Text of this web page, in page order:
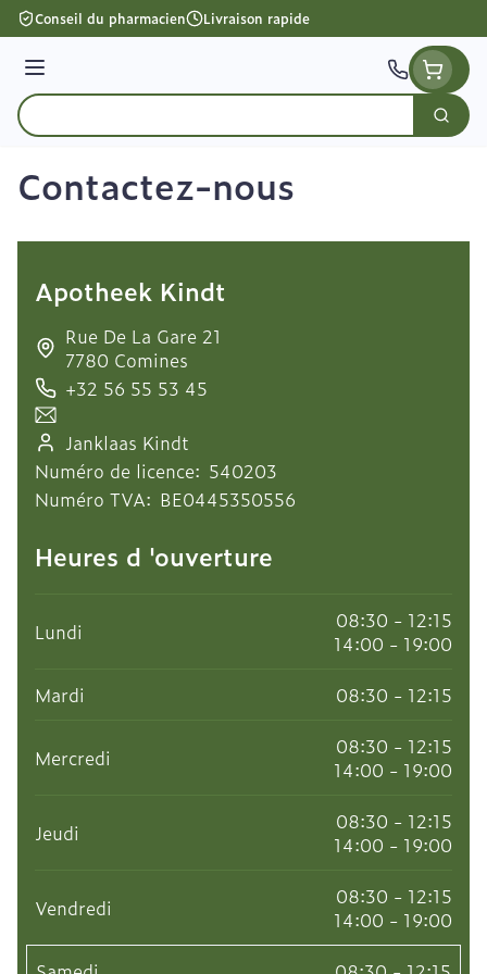
Aller au contenu
Conseil du pharmacien Livraison rapide
Menu
Rechercher
Contactez-nous
Apotheek Kindt
address
Rue De La Gare 21
7780 Comines
Téléphone
+32 56 55 53 45
Courriel
Pharmacien responsable
Janklaas Kindt
Numéro de licence
Numéro de licence: 540203
Numéro TVA
Numéro TVA: BE0445350556
Heures d 'ouverture
Lundi
08:30 - 12:15
14:00 - 19:00
Mardi
08:30 - 12:15
Mercredi
08:30 - 12:15
14:00 - 19:00
Jeudi
08:30 - 12:15
14:00 - 19:00
Vendredi
08:30 - 12:15
14:00 - 19:00